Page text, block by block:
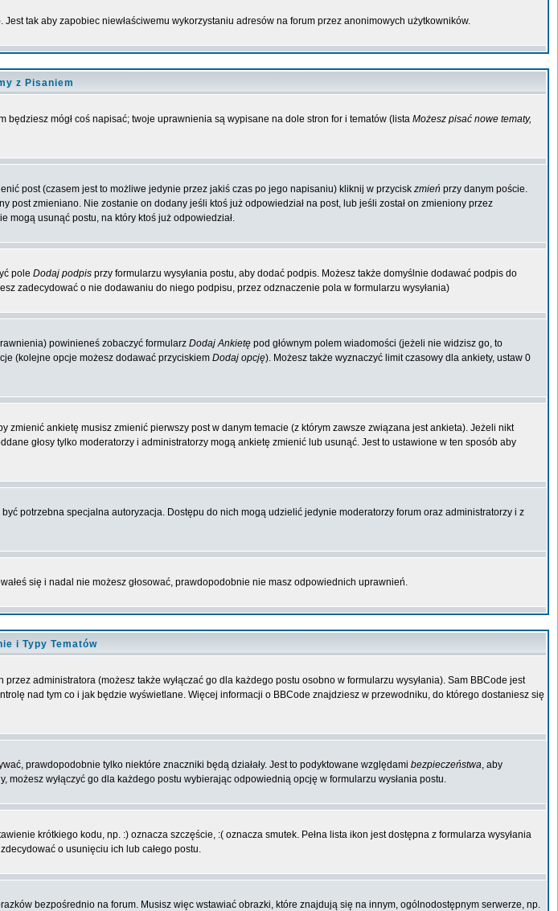
tak aby zapobiec niewłaściwemu wykorzystaniu adresów na forum przez anonimowych użytkowników.
z Pisaniem
mógł coś napisać; twoje uprawnienia są wypisane na dole stron for i tematów (lista Możesz pisać nowe tematy,
post (czasem jest to możliwe jedynie przez jakiś czas po jego napisaniu) kliknij w przycisk zmień przy danym poście.
zmieniano. Nie zostanie on dodany jeśli ktoś już odpowiedział na post, lub jeśli został on zmieniony przez
mogą usunąć postu, na który ktoś już odpowiedział.
pole Dodaj podpis przy formularzu wysyłania postu, aby dodać podpis. Możesz także domyślnie dodawać podpis do
zadecydować o nie dodawaniu do niego podpisu, przez odznaczenie pola w formularzu wysyłania)
powinieneś zobaczyć formularz Dodaj Ankietę pod głównym polem wiadomości (jeżeli nie widzisz go, to
(kolejne opcje możesz dodawać przyciskiem Dodaj opcję). Możesz także wyznaczyć limit czasowy dla ankiety, ustaw 0
ankietę musisz zmienić pierwszy post w danym temacie (z którym zawsze związana jest ankieta). Jeżeli nikt
głosy tylko moderatorzy i administratorzy mogą ankietę zmienić lub usunąć. Jest to ustawione w ten sposób aby
potrzebna specjalna autoryzacja. Dostępu do nich mogą udzielić jedynie moderatorzy forum oraz administratorzy i z
się i nadal nie możesz głosować, prawdopodobnie nie masz odpowiednich uprawnień.
i Typy Tematów
administratora (możesz także wyłączać go dla każdego postu osobno w formularzu wysyłania). Sam BBCode jest
nad tym co i jak będzie wyświetlane. Więcej informacji o BBCode znajdziesz w przewodniku, do którego dostaniesz się
prawdopodobnie tylko niektóre znaczniki będą działały. Jest to podyktowane względami bezpieczeństwa, aby
wyłączyć go dla każdego postu wybierając odpowiednią opcję w formularzu wysłania postu.
krótkiego kodu, np. :) oznacza szczęście, :( oznacza smutek. Pełna lista ikon jest dostępna z formularza wysyłania
o usunięciu ich lub całego postu.
bezpośrednio na forum. Musisz więc wstawiać obrazki, które znajdują się na innym, ogólnodostępnym serwerze, np.